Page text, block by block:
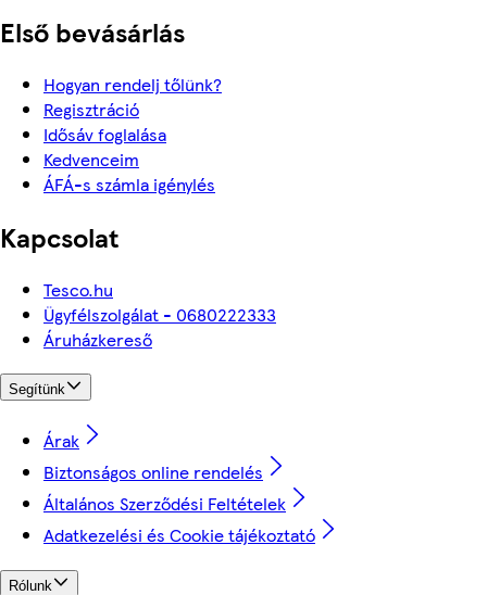
Első bevásárlás
Hogyan rendelj tőlünk?
Regisztráció
Idősáv foglalása
Kedvenceim
ÁFÁ-s számla igénylés
Kapcsolat
Tesco.hu
Ügyfélszolgálat - 0680222333
Áruházkereső
Segítünk
Árak
Biztonságos online rendelés
Általános Szerződési Feltételek
Adatkezelési és Cookie tájékoztató
Rólunk